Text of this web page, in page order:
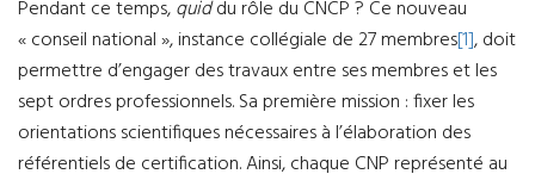
Pendant ce temps,quiddu rôle du CNCP ? Ce nouveau
« conseil national », instance collégiale de 27 membres[1], doit
permettre d’engager des travaux entre ses membres et les
sept ordres professionnels. Sa première mission : fixer les
orientations scientifiques nécessaires à l’élaboration des
référentiels de certification. Ainsi, chaque CNP représenté au